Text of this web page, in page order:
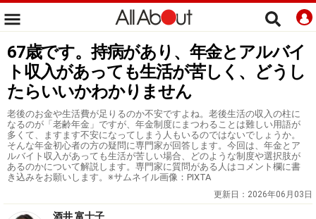
67歳です。持病があり、年金とアルバイ
ト収入があっても生活が苦しく、どうし
たらいいかわかりません
老後のお金や生活費が足りるのか不安ですよね。老後生活の収入の柱に
なるのが「老齢年金」ですが、年金制度にまつわることは難しい用語が
多くて、ますます不安になってしまう人もいるのではないでしょうか。
そんな年金初心者の方の疑問に専門家が回答します。今回は、年金とア
ルバイト収入があっても生活が苦しい場合、どのような制度や選択肢が
あるのかについて解説します。専門家に質問がある人はコメント欄に書
き込みをお願いします。※サムネイル画像：PIXTA
更新日： 2026年06月03日
酒井 富士子